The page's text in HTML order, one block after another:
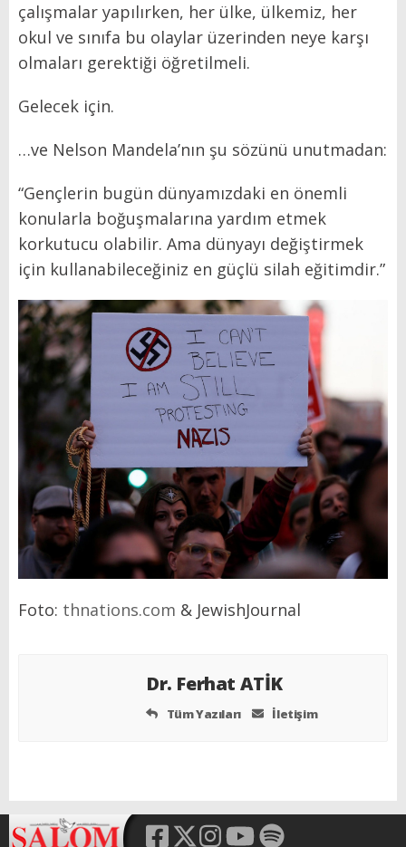
çalışmalar yapılırken, her ülke, ülkemiz, her
okul ve sınıfa bu olaylar üzerinden neye karşı
olmaları gerektiği öğretilmeli.
Gelecek için.
…ve Nelson Mandela’nın şu sözünü unutmadan:
“Gençlerin bugün dünyamızdaki en önemli
konularla boğuşmalarına yardım etmek
korkutucu olabilir. Ama dünyayı değiştirmek
için kullanabileceğiniz en güçlü silah eğitimdir.”
Foto: thnations.com & JewishJournal
Dr. Ferhat ATİK
Tüm Yazıları İletişim